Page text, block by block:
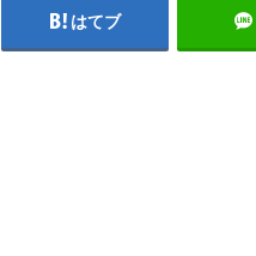
はてブ